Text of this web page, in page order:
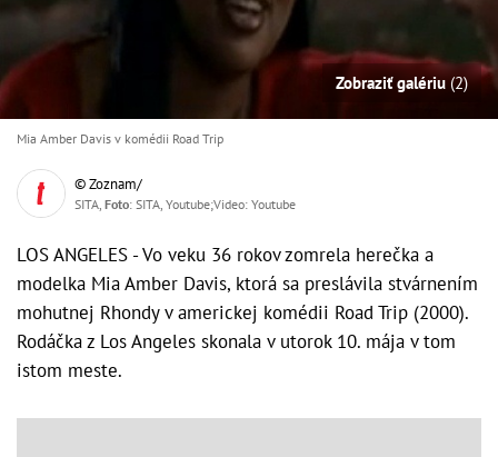
Zobraziť galériu(2)
Mia Amber Davis v komédii Road Trip
© Zoznam/
SITA, Foto: SITA, Youtube;Video: Youtube
LOS ANGELES - Vo veku 36 rokov zomrela herečka a
modelka Mia Amber Davis, ktorá sa preslávila stvárnením
mohutnej Rhondy v americkej komédii Road Trip (2000).
Rodáčka z Los Angeles skonala v utorok 10. mája v tom
istom meste.